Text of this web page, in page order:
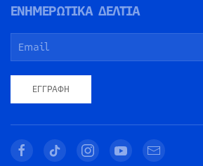
ΕΝΗΜΕΡΩΤΙΚΑ ΔΕΛΤΙΑ
ΕΓΓΡΑΦΉ